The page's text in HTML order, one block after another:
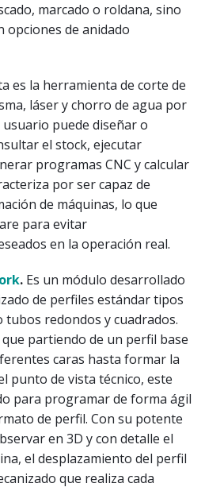
marcado o roldana, sino
opciones de anidado
es la herramienta de corte de
láser y chorro de agua por
usuario puede diseñar o
el stock, ejecutar
programas CNC y calcular
por ser capaz de
de máquinas, lo que
para evitar
en la operación real.
. Es un módulo desarrollado
de perfiles estándar tipos
tubos redondos y cuadrados.
partiendo de un perfil base
caras hasta formar la
punto de vista técnico, este
para programar de forma ágil
de perfil. Con su potente
en 3D y con detalle el
el desplazamiento del perfil
que realiza cada